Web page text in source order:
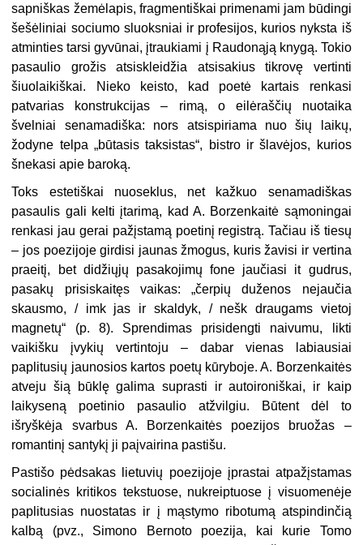
sapniškas žemėlapis, fragmentiškai primenami jam būdingi
šešėliniai sociumo sluoksniai ir profesijos, kurios nyksta iš
atminties tarsi gyvūnai, įtraukiami į Raudonąją knygą. Tokio
pasaulio grožis atsiskleidžia atsisakius tikrovę vertinti
šiuolaikiškai. Nieko keisto, kad poetė kartais renkasi
patvarias konstrukcijas – rimą, o eilėraščių nuotaika
švelniai senamadiška: nors atsispiriama nuo šių laikų,
žodyne telpa „būtasis taksistas“, bistro ir šlavėjos, kurios
šnekasi apie baroką.
Toks estetiškai nuoseklus, net kažkuo senamadiškas
pasaulis gali kelti įtarimą, kad A. Borzenkaitė sąmoningai
renkasi jau gerai pažįstamą poetinį registrą. Tačiau iš tiesų
– jos poezijoje girdisi jaunas žmogus, kuris žavisi ir vertina
praeitį, bet didžiųjų pasakojimų fone jaučiasi it gudrus,
pasakų prisiskaitęs vaikas: „čerpių duženos nejaučia
skausmo, / imk jas ir skaldyk, / nešk draugams vietoj
magnetų“ (p. 8). Sprendimas prisidengti naivumu, likti
vaikišku įvykių vertintoju – dabar vienas labiausiai
paplitusių jaunosios kartos poetų kūryboje. A. Borzenkaitės
atveju šią būklę galima suprasti ir autoironiškai, ir kaip
laikyseną poetinio pasaulio atžvilgiu. Būtent dėl to
išryškėja svarbus A. Borzenkaitės poezijos bruožas –
romantinį santykį ji paįvairina pastišu.
Pastišo pėdsakas lietuvių poezijoje įprastai atpažįstamas
socialinės kritikos tekstuose, nukreiptuose į visuomenėje
paplitusias nuostatas ir į mąstymo ribotumą atspindinčią
kalbą (pvz., Simono Bernoto poezija, kai kurie Tomo